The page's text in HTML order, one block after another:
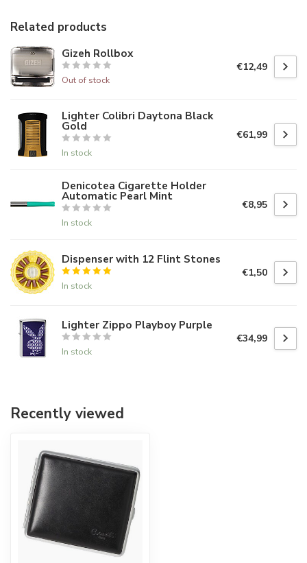
Related products
Gizeh Rollbox
Out of stock
€12,49
Lighter Colibri Daytona Black
Gold
In stock
€61,99
Denicotea Cigarette Holder
Automatic Pearl Mint
In stock
€8,95
Dispenser with 12 Flint Stones
In stock
€1,50
Lighter Zippo Playboy Purple
In stock
€34,99
Recently viewed